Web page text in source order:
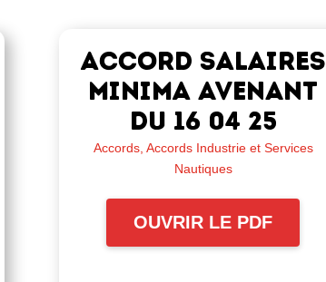
ACCORD SALAIRES
MINIMA avenant
du 16 04 25
Accords, Accords Industrie et Services
Nautiques
OUVRIR LE PDF